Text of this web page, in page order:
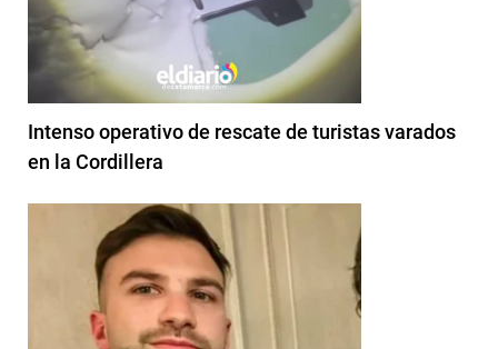
Intenso operativo de rescate de turistas varados
en la Cordillera